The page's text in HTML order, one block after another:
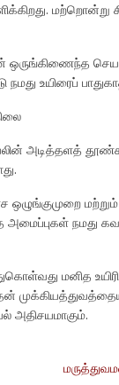
ஒருங்கிணைந்த
நமது உயிரைப்
அடித்தளத்
ஒழுங்குமுறை
அமைப்புகள்
மனித
அதிசயமாகும்.